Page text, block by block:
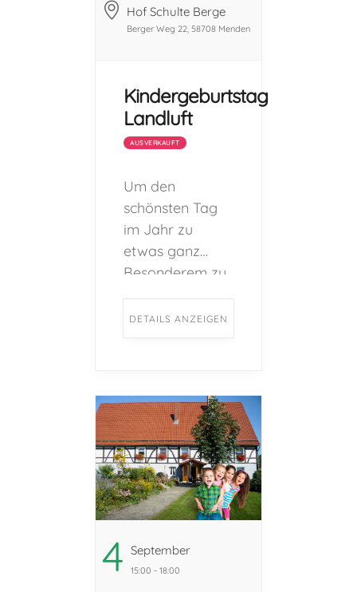
Hof Schulte Berge
Berger Weg 22, 58708 Menden
Kindergeburtstag
Landluft
AUSVERKAUFT
Um den
schönsten Tag
im Jahr zu
etwas ganz
Besonderem zu
der Hof Schulte-
Programme für
Kinder im Alter
von 5-12 Jahren
an. ...
DETAILS ANZEIGEN
4 September
15:00 - 18:00